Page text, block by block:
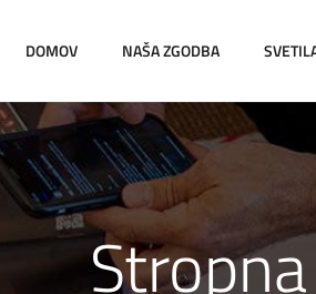
DOMOV NAŠA ZGODBA